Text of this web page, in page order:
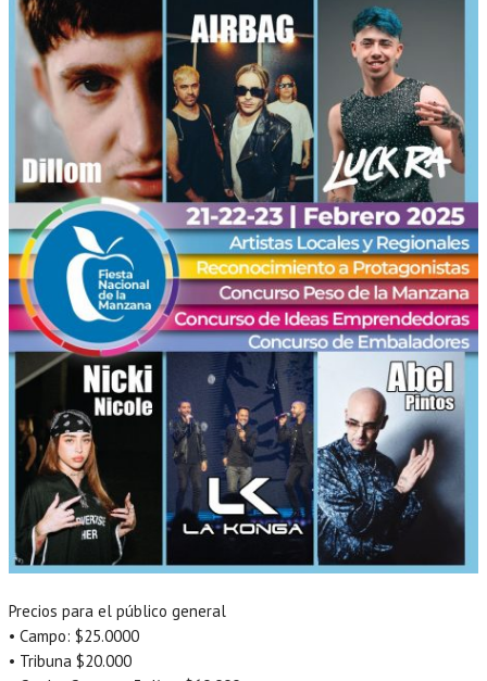
Precios para el público general
• Campo: $25.0000
• Tribuna $20.000